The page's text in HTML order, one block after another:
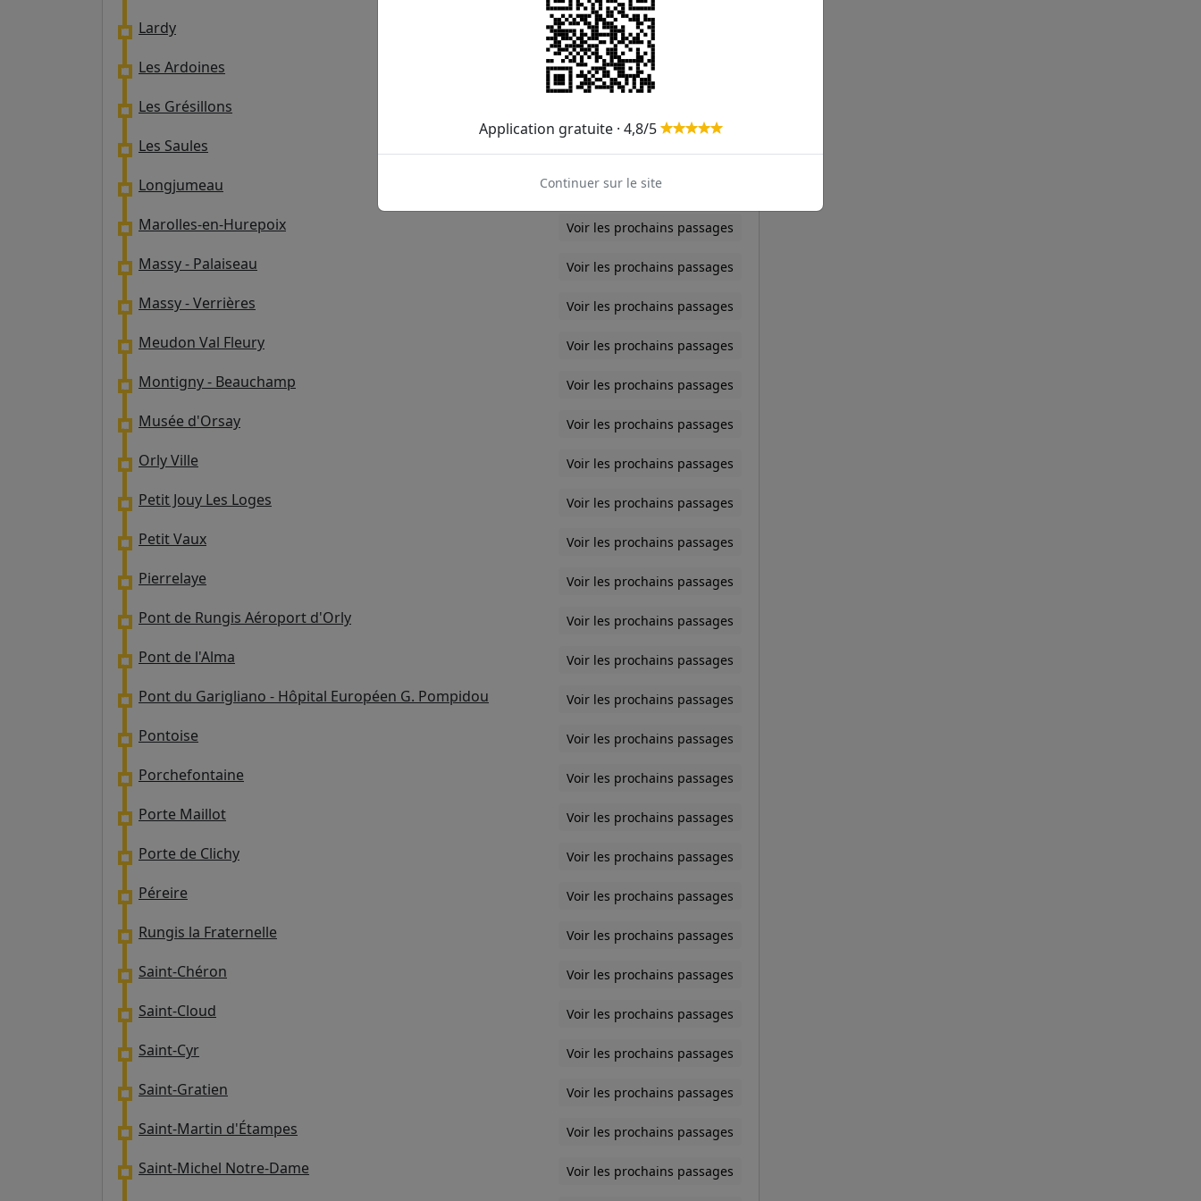
Lardy Voir les prochains passages
Les Ardoines Voir les prochains passages
Les Grésillons
Les Saules
Longjumeau Voir les prochains passages
Marolles-en-Hurepoix Voir les prochains passages
Massy - Palaiseau Voir les prochains passages
Massy - Verrières Voir les prochains passages
Meudon Val Fleury Voir les prochains passages
Montigny - Beauchamp Voir les prochains passages
Musée d'Orsay Voir les prochains passages
Orly Ville Voir les prochains passages
Petit Jouy Les Loges Voir les prochains passages
Petit Vaux Voir les prochains passages
Pierrelaye Voir les prochains passages
Pont de Rungis Aéroport d'Orly Voir les prochains passages
Pont de l'Alma Voir les prochains passages
Pont du Garigliano - Hôpital Européen G. Pompidou Voir les prochains passages
Pontoise Voir les prochains passages
Porchefontaine Voir les prochains passages
Porte Maillot Voir les prochains passages
Porte de Clichy Voir les prochains passages
Péreire Voir les prochains passages
Rungis la Fraternelle Voir les prochains passages
Saint-Chéron Voir les prochains passages
Saint-Cloud Voir les prochains passages
Saint-Cyr Voir les prochains passages
Saint-Gratien Voir les prochains passages
Saint-Martin d'Étampes Voir les prochains passages
Saint-Michel Notre-Dame Voir les prochains passages
Application gratuite · 4,8/5
Continuer sur le site